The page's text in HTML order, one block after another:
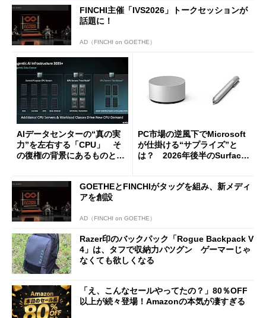
FINCHI主催「IVS2026」トークセッションが
話題に！
AD（FINCHI on GOETHE）
AIデータセンターの“真の実
力”を左右する「CPU」 そ
の復権の背景にあるものと
PC市場の逆風下でMicrosoft
が仕掛ける“サプライズ”と
は？ 2026年後半のSurface
GOETHEとFINCHIがタッグを組み、新メディ
アを創設
AD（FINCHI on GOETHE）
Razer印のバックパック「Rogue Backpack V
4」は、タフで収納力バツグン ゲーマーじゃ
なくても欲しくなる
「え、こんなセールやってたの？」80％OFF
以上が続々登場！Amazonの本気が凄すぎる